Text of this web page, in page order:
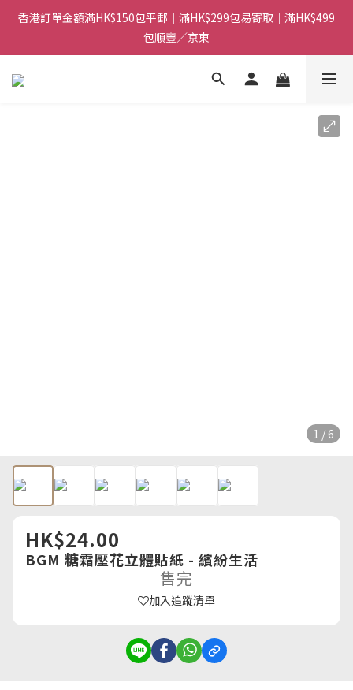
香港訂單金額滿HK$150包平郵｜滿HK$299包易寄取｜滿HK$499
包順豐／京東
香港訂單金額滿HK$150包平郵｜滿HK$299包易寄取｜滿HK$499
包順豐／京東
【網店限定！】指定清貨商品每消費HK$100即享購物金HK$50回
香港訂單金額滿HK$150包平郵｜滿HK$299包易寄取｜滿HK$499
1 / 6
HK$24.00
BGM 糖霜壓花立體貼紙 - 繽紛生活
售完
加入追蹤清單